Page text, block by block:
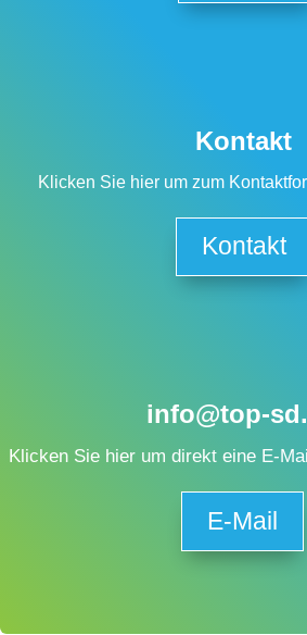
Kontakt
Klicken Sie hier um zum
Kontakt
info@top-
Klicken Sie hier um direkt eine E-
E-Mail